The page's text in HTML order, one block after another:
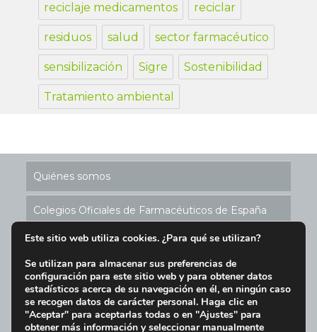
reciclaje medicamentos reciclar
residuos salud sector farmacéutico
sensibilización Sigre Sostenibilidad
Tratamiento ambiental
Quiénes somos
Colegios Oficiales de Farmacéuticos de España
Historia de los Puntos SIGRE
Ubicación Puntos SIGRE en España
Aviso Legal y Condiciones de Uso del Sitio Web
Este sitio web utiliza cookies. ¿Para qué se utilizan?
Se utilizan para almacenar sus preferencias de
configuración para este sitio web y para obtener datos
estadísticos acerca de su navegación en él, en ningún caso
se recogen datos de carácter personal. Haga clic en
"Aceptar" para aceptarlas todas o en "Ajustes" para
obtener más información y seleccionar manualmente